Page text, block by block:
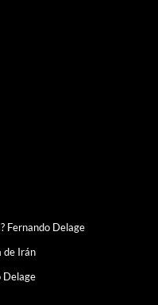
Fernando Delage
de Irán
Delage